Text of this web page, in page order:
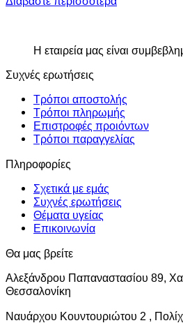
Η εταιρεία μας είναι
Συχνές ερωτήσεις
Τρόποι αποστολής
Τρόποι πληρωμής
Επιστροφές προιόντων
Τρόποι παραγγελίας
Πληροφορίες
Σχετικά με εμάς
Συχνές ερωτήσεις
Θέματα υγείας
Επικοινωνία
Θα μας βρείτε
Αλεξάνδρου Παπαναστασίου 89,
Θεσσαλονίκη
Ναυάρχου Κουντουριώτου 2 ,